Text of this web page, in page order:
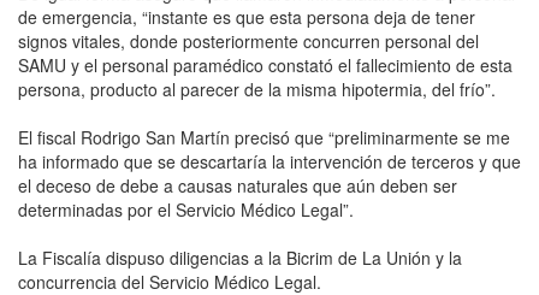
de emergencia, “instante es que esta persona deja de tener
signos vitales, donde posteriormente concurren personal del
SAMU y el personal paramédico constató el fallecimiento de esta
persona, producto al parecer de la misma hipotermia, del frío”.
El fiscal Rodrigo San Martín precisó que “preliminarmente se me
ha informado que se descartaría la intervención de terceros y que
el deceso de debe a causas naturales que aún deben ser
determinadas por el Servicio Médico Legal”.
La Fiscalía dispuso diligencias a la Bicrim de La Unión y la
concurrencia del Servicio Médico Legal.